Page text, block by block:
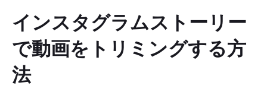
インスタグラムストーリー
で動画をトリミングする方
法